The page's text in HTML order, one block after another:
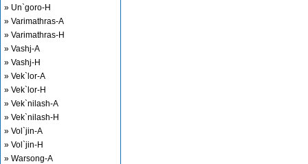
» Un`goro-H
» Varimathras-A
» Varimathras-H
» Vashj-A
» Vashj-H
» Vek`lor-A
» Vek`lor-H
» Vek`nilash-A
» Vek`nilash-H
» Vol`jin-A
» Vol`jin-H
» Warsong-A